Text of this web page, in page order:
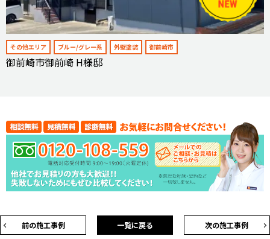
その他エリア ブルー/グレー系 外壁塗装 御前崎市
御前崎市御前崎 H様邸
前の施工事例 次の施工事例
一覧に戻る